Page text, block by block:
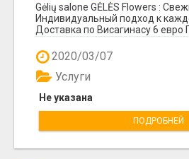
Gėlių salone GĖLĖS Flowers :
Индивидуальный подход к
Доставка по Висагинасу 6 евро
2020/03/07
Не указана
Услуги
ПОДРОБНЕЙ